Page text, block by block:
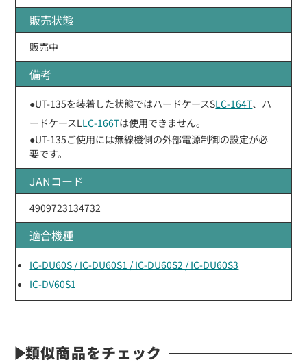
販売状態
販売中
備考
●UT-135を装着した状態ではハードケースSLC-164T、ハ
ードケースL LC-166Tは使用できません。
●UT-135ご使用には無線機側の外部電源制御の設定が必
要です。
JANコード
4909723134732
適合機種
IC-DU60S / IC-DU60S1 / IC-DU60S2 / IC-DU60S3
IC-DV60S1
類似商品をチェック